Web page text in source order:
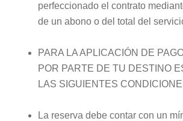
perfeccionado el contrato
de un abono o del total del
PARA LA APLICACIÓN DE
POR PARTE DE TU DESTINO
LAS SIGUIENTES
La reserva debe contar con un